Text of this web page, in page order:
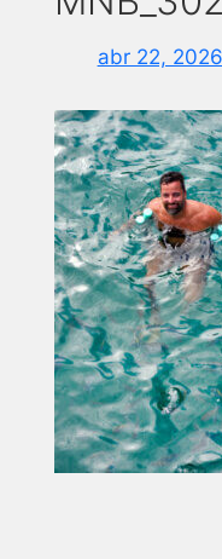
abr 22, 2026